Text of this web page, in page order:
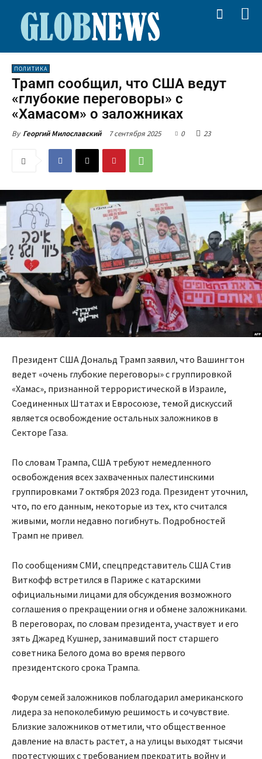
ПОЛИТИКА
Трамп сообщил, что США ведут
«глубокие переговоры» с
«Хамасом» о заложниках
By Георгий Милославский 7 сентября 2025 0 23
Президент США Дональд Трамп заявил, что Вашингтон
ведет «очень глубокие переговоры» с группировкой
«Хамас», признанной террористической в Израиле,
Соединенных Штатах и Евросоюзе, темой дискуссий
является освобождение остальных заложников в
Секторе Газа.
По словам Трампа, США требуют немедленного
освобождения всех захваченных палестинскими
группировками 7 октября 2023 года. Президент уточнил,
что, по его данным, некоторые из тех, кто считался
живыми, могли недавно погибнуть. Подробностей
Трамп не привел.
По сообщениям СМИ, спецпредставитель США Стив
Виткофф встретился в Париже с катарскими
официальными лицами для обсуждения возможного
соглашения о прекращении огня и обмене заложниками.
В переговорах, по словам президента, участвует и его
зять Джаред Кушнер, занимавший пост старшего
советника Белого дома во время первого
президентского срока Трампа.
Форум семей заложников поблагодарил американского
лидера за непоколебимую решимость и сочувствие.
Близкие заложников отметили, что общественное
давление на власть растет, а на улицы выходят тысячи
протестующих с требованием прекратить войну и